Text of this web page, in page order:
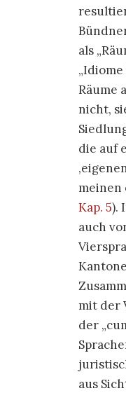
als
Räume
nicht,
die auf
meinen
Kap. 5).
auch
mit der
der
aus